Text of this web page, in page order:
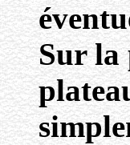
Sur la